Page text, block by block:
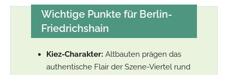
Wichtige Punkte für Berlin-
Friedrichshain
Kiez-Charakter: Altbauten prägen das
authentische Flair der Szene-Viertel rund